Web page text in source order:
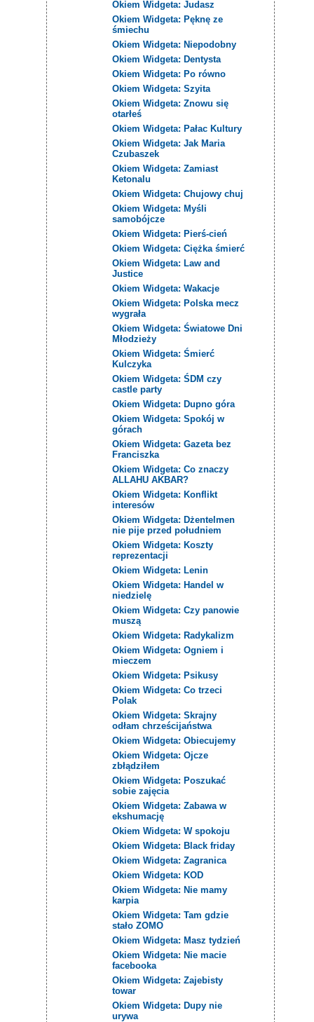
Okiem Widgeta: Judasz
Okiem Widgeta: Pęknę ze
śmiechu
Okiem Widgeta: Niepodobny
Okiem Widgeta: Dentysta
Okiem Widgeta: Po równo
Okiem Widgeta: Szyita
Okiem Widgeta: Znowu się
otarłeś
Okiem Widgeta: Pałac Kultury
Okiem Widgeta: Jak Maria
Czubaszek
Okiem Widgeta: Zamiast
Ketonalu
Okiem Widgeta: Chujowy chuj
Okiem Widgeta: Myśli
samobójcze
Okiem Widgeta: Pierś-cień
Okiem Widgeta: Ciężka śmierć
Okiem Widgeta: Law and
Justice
Okiem Widgeta: Wakacje
Okiem Widgeta: Polska mecz
wygrała
Okiem Widgeta: Światowe Dni
Młodzieży
Okiem Widgeta: Śmierć
Kulczyka
Okiem Widgeta: ŚDM czy
castle party
Okiem Widgeta: Dupno góra
Okiem Widgeta: Spokój w
górach
Okiem Widgeta: Gazeta bez
Franciszka
Okiem Widgeta: Co znaczy
ALLAHU AKBAR?
Okiem Widgeta: Konflikt
interesów
Okiem Widgeta: Dżentelmen
nie pije przed południem
Okiem Widgeta: Koszty
reprezentacji
Okiem Widgeta: Lenin
Okiem Widgeta: Handel w
niedzielę
Okiem Widgeta: Czy panowie
muszą
Okiem Widgeta: Radykalizm
Okiem Widgeta: Ogniem i
mieczem
Okiem Widgeta: Psikusy
Okiem Widgeta: Co trzeci
Polak
Okiem Widgeta: Skrajny
odłam chrześcijaństwa
Okiem Widgeta: Obiecujemy
Okiem Widgeta: Ojcze
zbłądziłem
Okiem Widgeta: Poszukać
sobie zajęcia
Okiem Widgeta: Zabawa w
ekshumację
Okiem Widgeta: W spokoju
Okiem Widgeta: Black friday
Okiem Widgeta: Zagranica
Okiem Widgeta: KOD
Okiem Widgeta: Nie mamy
karpia
Okiem Widgeta: Tam gdzie
stało ZOMO
Okiem Widgeta: Masz tydzień
Okiem Widgeta: Nie macie
facebooka
Okiem Widgeta: Zajebisty
towar
Okiem Widgeta: Dupy nie
urywa